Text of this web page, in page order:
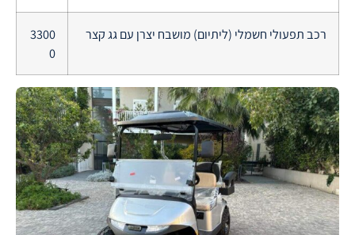
רכב תפעולי חשמלי (ליתיום) מושבח יצרן עם גג קצר
3300
0